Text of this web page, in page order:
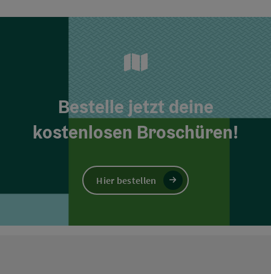
Bestelle jetzt deine
kostenlosen Broschüren!
Hier bestellen